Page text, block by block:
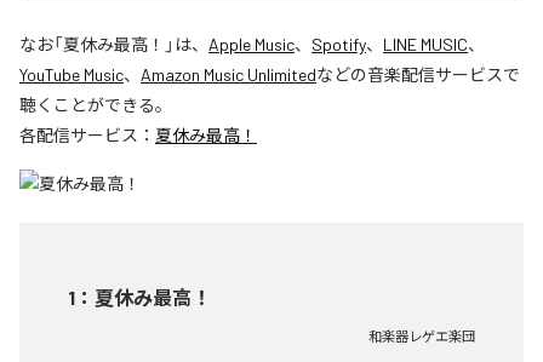
なお「夏休み最高！ 」は、 Apple Music、 Spotify、 LINE MUSIC、
YouTube Music、 Amazon Music Unlimitedなどの音楽配信サービスで
聴くことができる。
各配信サービス： 夏休み最高！
1 ： 夏休み最高！
和楽器レゲエ楽団